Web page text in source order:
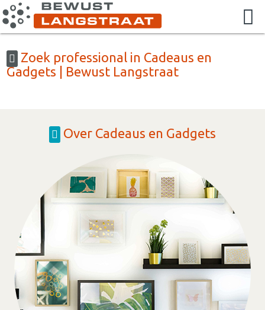
Zoek professional in Cadeaus en
Gadgets | Bewust Langstraat
Over Cadeaus en Gadgets